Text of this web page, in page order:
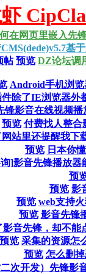
在网页里嵌入先
基
帖 预览 DZ论坛调
Android手机浏
除了IE浏览器外
锋影音在线视频
预览 付费找人整合
站里还提醒我下
预览 日本你
]影音先锋播放器
预
预览 影
预览 web支持
预览 影音先锋
音先锋，却不能
预览 采集的资源怎
预览 怎么删
二次开发）先锋影